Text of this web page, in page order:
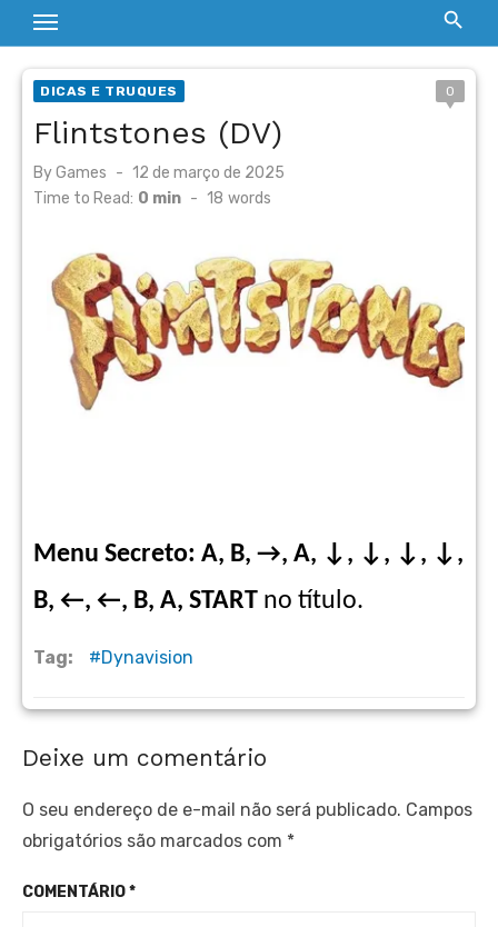
DICAS E TRUQUES 0
Flintstones (DV)
ByGames
Posted
on
12 de março de 2025
Time to Read: 0 min - 18 words
Menu Secreto: A, B, →, A, ↓, ↓, ↓, ↓,
B, ←, ←, B, A, START no título.
Tag: Dynavision
Deixe um comentário
O seu endereço de e-mail não será publicado. Campos
obrigatórios são marcados com *
COMENTÁRIO*